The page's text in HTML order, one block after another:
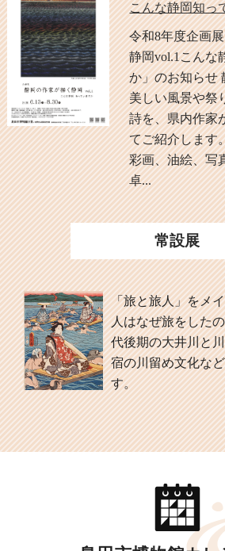
こんな静岡知っ
令和8年度企画
静岡vol.1こんな
か」のお知らせ
美しい風景や祭
詩を、県内作家
てご紹介します
彩画、油絵、写
卓...
常設展
「旅と旅人」をメ
人はなぜ旅をした
代後期の大井川と
宿の川留め文化な
す。